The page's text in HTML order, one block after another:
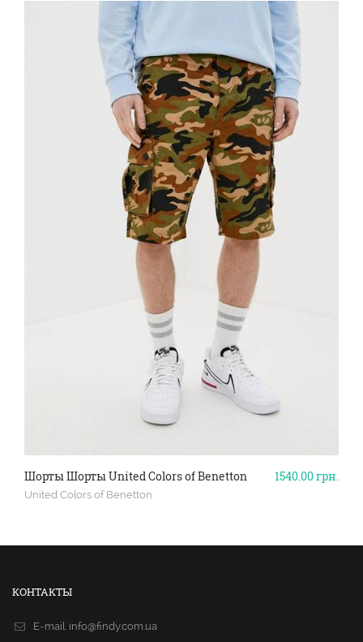
1540.00грн.
Шорты Шорты United Colors of Benetton
United Colors of Benetton
КОНТАКТЫ
E-mail. info@findy.com.ua